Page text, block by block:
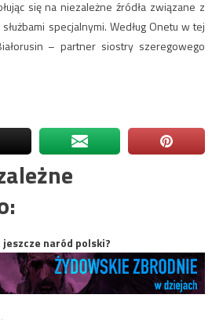
się na niezależne źródła związane z
specjalnymi. Według Onetu w tej
– partner siostry szeregowego
jeszcze naród polski?